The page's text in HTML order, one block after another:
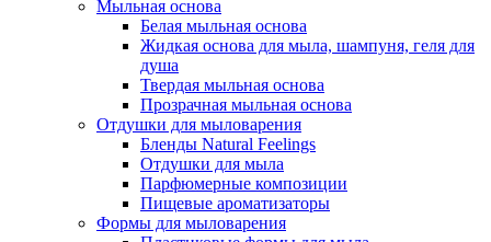
Мыльная основа
Белая мыльная основа
Жидкая основа для мыла, шампуня, геля для
душа
Твердая мыльная основа
Прозрачная мыльная основа
Отдушки для мыловарения
Бленды Natural Feelings
Отдушки для мыла
Парфюмерные композиции
Пищевые ароматизаторы
Формы для мыловарения